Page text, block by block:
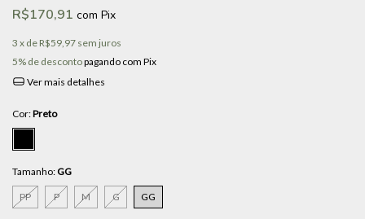
R$170,91 com Pix
3 x de R$59,97 sem juros
5% de descontopagando com Pix
Ver mais detalhes
Cor:Preto
Tamanho:GG
PP P M G GG